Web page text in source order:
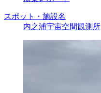
スポット・施設名
内之浦宇宙空間観測所